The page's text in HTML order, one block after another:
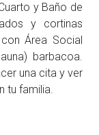
y Baño de
y cortinas
Área Social
barbacoa.
una cita y ver
tu familia.